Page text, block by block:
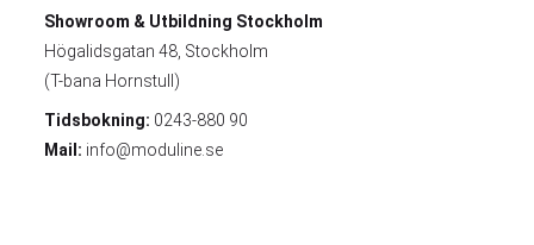
Showroom & Utbildning Stockholm
Högalidsgatan 48, Stockholm
(T-bana Hornstull)
Tidsbokning: 0243-880 90
Mail: info@moduline.se